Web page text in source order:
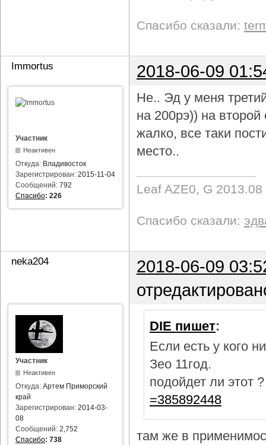
Спасибо сказали:
Immortus 2018-06-09
Участник
Неактивен
Откуда: Владивосток
Зарегистрирован: 2015-11-04
Сообщений: 792
Спасибо: 226
Не.. Эд у меня
на 200рэ)) на
жалко, все таки
место..
Leaf AZE0, G 2013.08
Спасибо сказали:
neka204
2018-06-09
Участник
Неактивен
Откуда: Артем Приморский
край
Зарегистрирован: 2014-03-
08
Сообщений: 2,752
Спасибо: 738
DIE пишет:
Если есть у кого
Зео 11год.
подойдет ли этот
=385892448
там же в